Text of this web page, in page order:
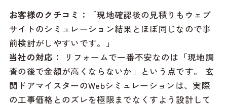
お客様のクチコミ：
「現地確認後の見積りもウェブ
サイトのシミュレーション結果とほぼ同じなので事
前検討がしやすいです。」
当社の対応：
リフォームで一番不安なのは「現地調
査の後で金額が高くならないか」という点です。 玄
関ドアマイスターのWebシミュレーションは、実際
の工事価格とのズレを極限までなくすよう設計して